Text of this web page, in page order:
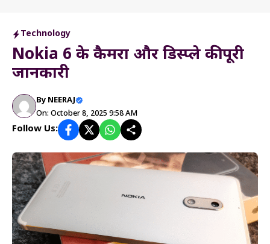
Technology
Nokia 6 के कैमरा और डिस्प्ले की पूरी
जानकारी
By NEERAJ
On: October 8, 2025 9:58 AM
Follow Us: